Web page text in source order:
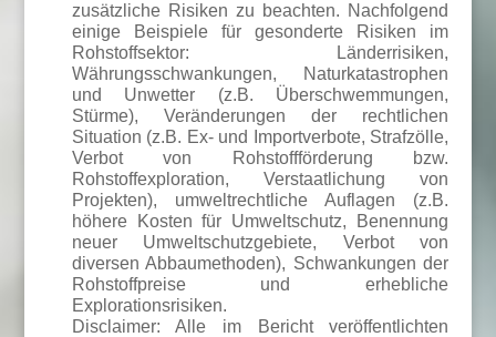
zusätzliche Risiken zu beachten. Nachfolgend
einige Beispiele für gesonderte Risiken im
Rohstoffsektor: Länderrisiken,
Währungsschwankungen, Naturkatastrophen
und Unwetter (z.B. Überschwemmungen,
Stürme), Veränderungen der rechtlichen
Situation (z.B. Ex- und Importverbote, Strafzölle,
Verbot von Rohstoffförderung bzw.
Rohstoffexploration, Verstaatlichung von
Projekten), umweltrechtliche Auflagen (z.B.
höhere Kosten für Umweltschutz, Benennung
neuer Umweltschutzgebiete, Verbot von
diversen Abbaumethoden), Schwankungen der
Rohstoffpreise und erhebliche
Explorationsrisiken.
Disclaimer: Alle im Bericht veröffentlichten